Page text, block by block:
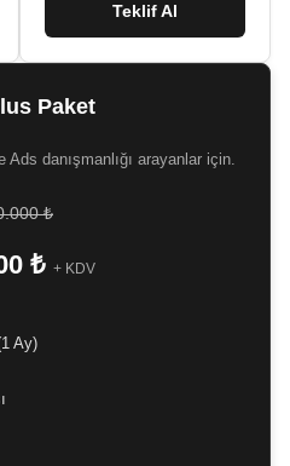
Teklif Al
Paket
danışmanlığı arayanlar için.
₺
₺ + KDV
Ay)